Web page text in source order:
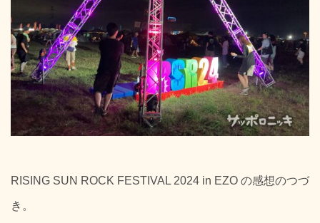
RISING SUN ROCK FESTIVAL 2024 in EZO の感想のつづ
き。